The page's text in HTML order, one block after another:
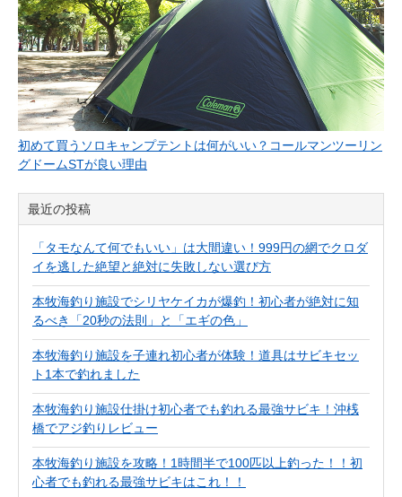
初めて買うソロキャンプテントは何がいい？コールマンツーリン
グドームSTが良い理由
最近の投稿
「タモなんて何でもいい」は大間違い！999円の網でクロダ
イを逃した絶望と絶対に失敗しない選び方
本牧海釣り施設でシリヤケイカが爆釣！初心者が絶対に知
るべき「20秒の法則」と「エギの色」
本牧海釣り施設を子連れ初心者が体験！道具はサビキセッ
ト1本で釣れました
本牧海釣り施設仕掛け初心者でも釣れる最強サビキ！沖桟
橋でアジ釣りレビュー
本牧海釣り施設を攻略！1時間半で100匹以上釣った！！初
心者でも釣れる最強サビキはこれ！！